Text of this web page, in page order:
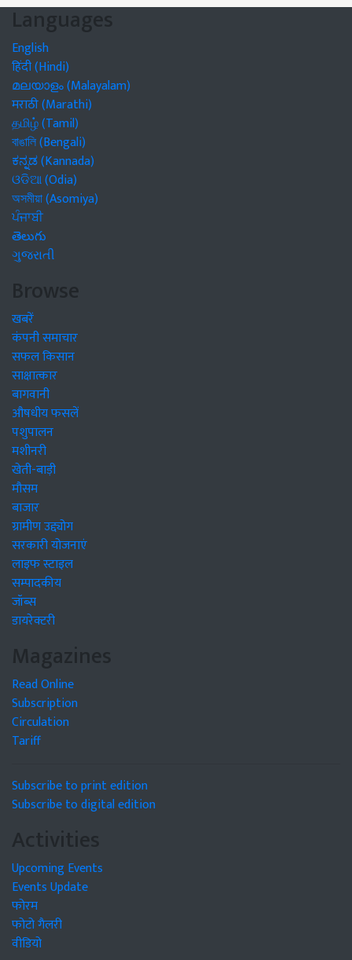
Languages
English
हिंदी (Hindi)
മലയാളം (Malayalam)
मराठी (Marathi)
தமிழ் (Tamil)
বাঙালি (Bengali)
ಕನ್ನಡ (Kannada)
ଓଡିଆ (Odia)
অসমীয়া (Asomiya)
ਪੰਜਾਬੀ
తెలుగు
ગુજરાતી
Browse
खबरें
कंपनी समाचार
सफल किसान
साक्षात्कार
बागवानी
औषधीय फसलें
पशुपालन
मशीनरी
खेती-बाड़ी
मौसम
बाजार
ग्रामीण उद्द्योग
सरकारी योजनाएं
लाइफ स्टाइल
सम्पादकीय
जॉब्स
डायरेक्टरी
Magazines
Read Online
Subscription
Circulation
Tariff
Subscribe to print edition
Subscribe to digital edition
Activities
Upcoming Events
Events Update
फोरम
फोटो गैलरी
वीडियो